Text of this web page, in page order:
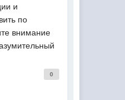
и
по
внимание
0